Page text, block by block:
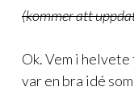
(kommer att
Ok. Vem i
var en bra idé